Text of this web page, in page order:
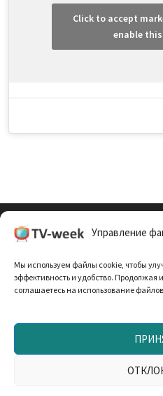
Управление
Мы используем файлы cookie, чтобы
эффективность и удобство. Продолжая
соглашаетесь на использование
Click to accept
enable
Политика
Запрещено использование
согласования с редакцией.